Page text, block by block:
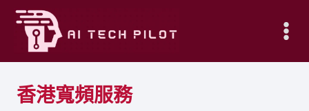
Skip
content
香港寬頻服務